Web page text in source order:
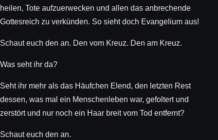
heilen, Tote aufzuerwecken und allen das anbrechende
Gottesreich zu verkünden. So sieht doch Evangelium aus!
Schaut euch den an. Den vom Kreuz. Den am Kreuz.
Was seht ihr da?
Seht ihr mehr als das Häufchen Elend, den letzten Rest
dessen, was mal ein Menschenleben war, gefoltert und
zerstört und nur noch ein Haar breit vom Tod entfernt?
Schaut euch den an.